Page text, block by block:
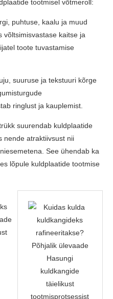
tootmisel võtmeroll:
puhtuse, kaalu ja muud
võltsimisvastase kaitse ja
toote tuvastamise
suuruse ja tekstuuri kõrge
ringlust ja kauplemist.
suurendab kuldplaatide
nende atraktiivsust nii
See ühendab ka
lõpule kuldplaatide tootmise